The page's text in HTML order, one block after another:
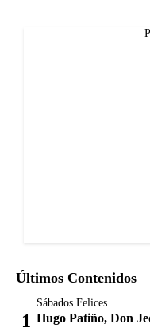
Últimos Contenidos
Sábados Felices
Hugo Patiño, Don